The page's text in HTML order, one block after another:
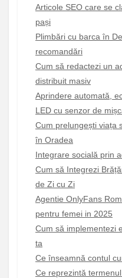
Articole SEO care se
pași
Plimbări cu barca în
recomandări
Cum să redactezi un
distribuit masiv
Aprindere automată,
LED cu senzor de
Cum prelungești viața
în Oradea
Integrare socială prin
Cum să Integrezi
de Zi cu Zi
Agentie OnlyFans
pentru femei in 2025
Cum să implementezi
ta
Ce înseamnă contul
Ce reprezintă